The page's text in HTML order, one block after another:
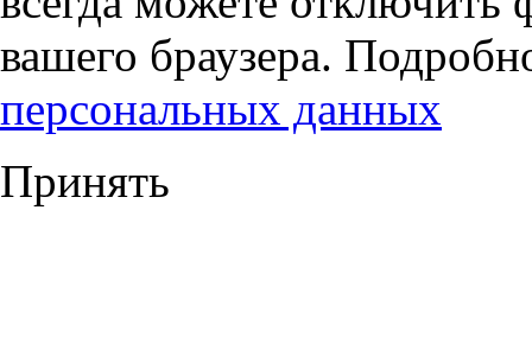
вашего браузера.
персональных данных
Принять